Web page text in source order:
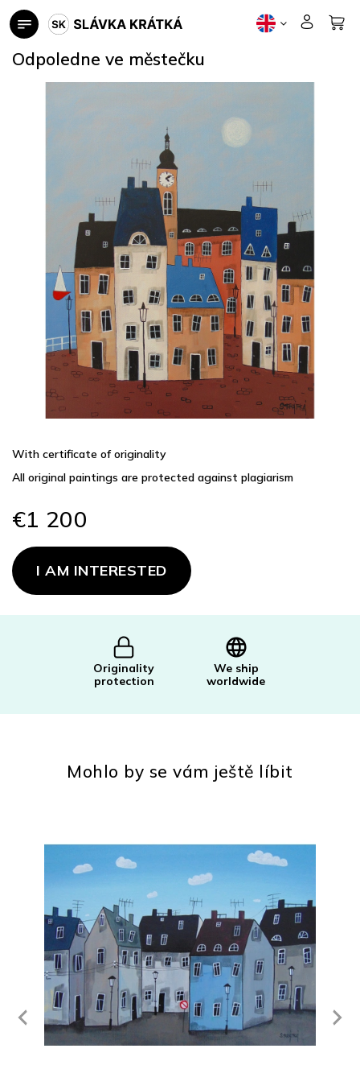
Skip
to
Odpoledne ve městečku
With certificate of originality
All original paintings are protected against plagiarism
€1 200
Measure
price:I AM INTERESTED
Mohlo by se vám ještě líbit
Next
Originality
protection
We ship
worldwide